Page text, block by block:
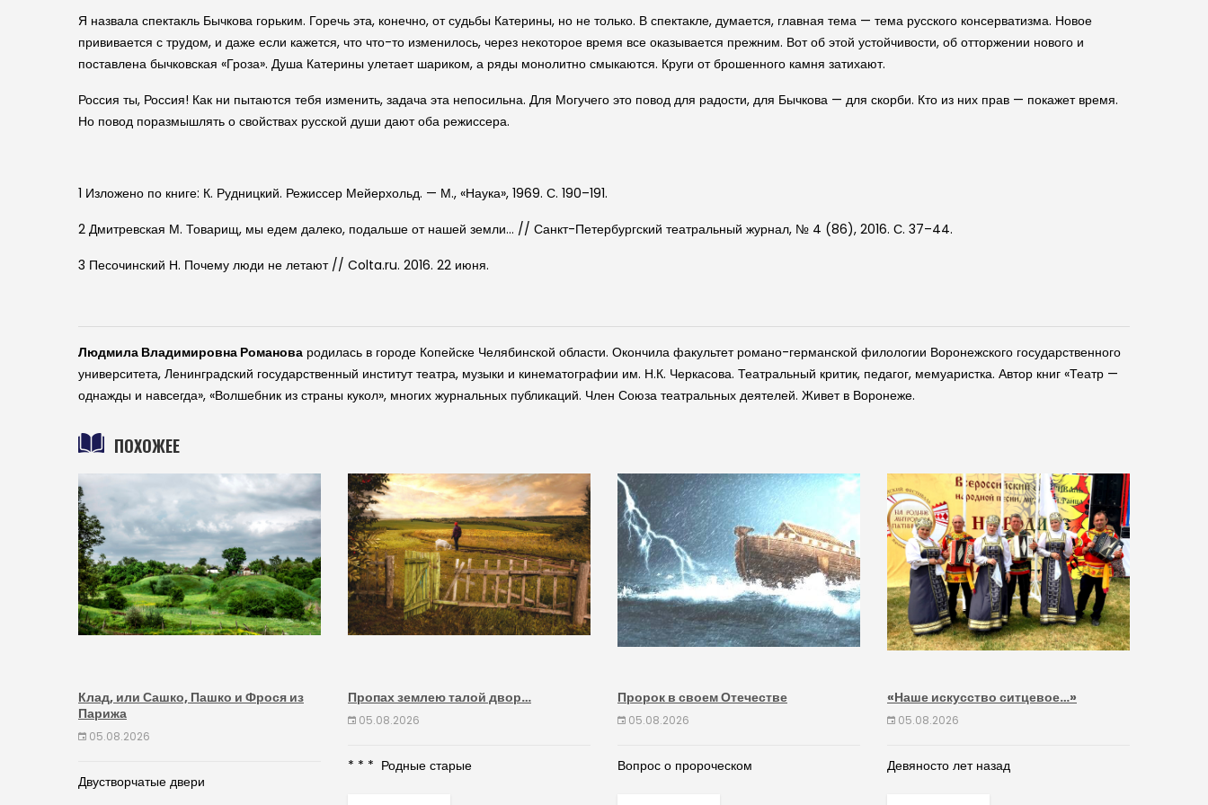
Я назвала спектакль Бычкова горьким. Горечь эта, конечно, от судьбы Катерины, но не только. В спектакле, думается, главная тема — тема русского консерватизма. Новое
прививается с трудом, и даже если кажется, что что-то изменилось, через некоторое время все оказывается прежним. Вот об этой устойчивости, об отторжении нового и
поставлена бычковская «Гроза». Душа Катерины улетает шариком, а ряды монолитно смыкаются. Круги от брошенного камня затихают.
Россия ты, Россия! Как ни пытаются тебя изменить, задача эта непосильна. Для Могучего это повод для радости, для Бычкова — для скорби. Кто из них прав — покажет время.
Но повод поразмышлять о свойствах русской души дают оба режиссера.
1 Изложено по книге: К. Рудницкий. Режиссер Мейерхольд. — М., «Наука», 1969. С. 190–191.
2 Дмитревская М. Товарищ, мы едем далеко, подальше от нашей земли… // Санкт-Петербургский театральный журнал, № 4 (86), 2016. С. 37–44.
3 Песочинский Н. Почему люди не летают // Colta.ru. 2016. 22 июня.
Людмила Владимировна Романова родилась в городе Копейске Челябинской области. Окончила факультет романо-германской филологии Воронежского государственного
университета, Ленинградский государственный институт театра, музыки и кинематографии им. Н.К. Черкасова. Театральный критик, педагог, мемуаристка. Автор книг «Театр —
однажды и навсегда», «Волшебник из страны кукол», многих журнальных публикаций. Член Союза театральных деятелей. Живет в Воронеже.
ПОХОЖЕЕ
Клад, или Сашко, Пашко и Фрося из
Парижа
05.08.2026
Двустворчатые двери
Пропах землею талой двор…
05.08.2026
* * * Родные старые
Пророк в своем Отечестве
05.08.2026
Вопрос о пророческом
«Наше искусство ситцевое…»
05.08.2026
Девяносто лет назад